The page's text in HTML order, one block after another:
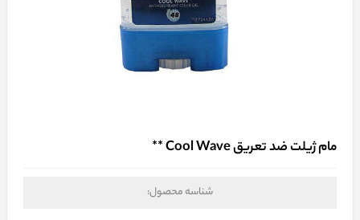
مام ژیلت ضد تعریق Cool Wave **
شناسه محصول: